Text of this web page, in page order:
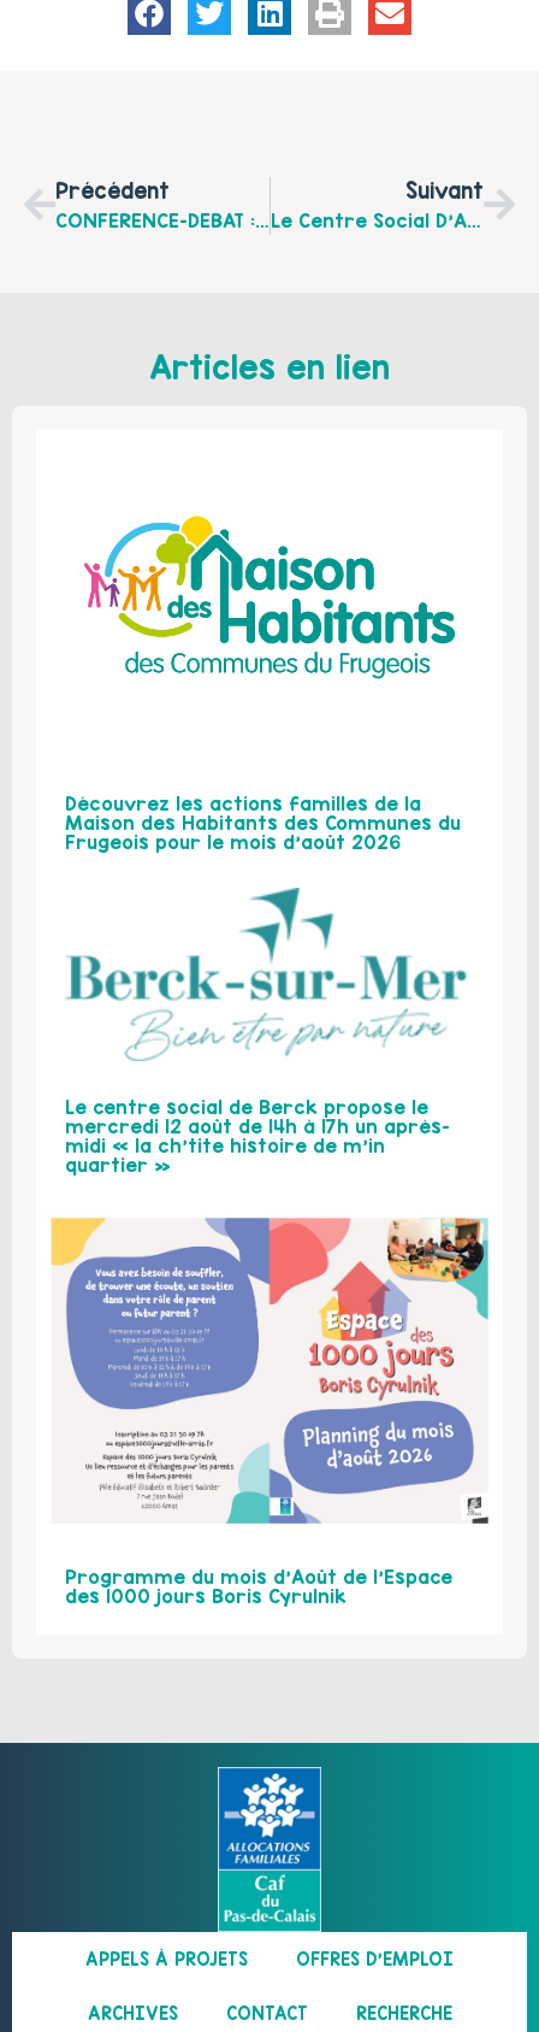
Précédent
CONFERENCE-DEBAT : "Les Violences", Le Mardi 02 Février Au Centre Social D'Arques
Suivant
Le Centre Social D’Arques Parle Des Violences
Articles en lien
Découvrez les actions familles de la
Maison des Habitants des Communes du
Frugeois pour le mois d’août 2026
Le centre social de Berck propose le
mercredi 12 août de 14h à 17h un après-
midi « la ch’tite histoire de m’in
quartier »
Programme du mois d’Août de l’Espace
des 1000 jours Boris Cyrulnik
APPELS À PROJETS OFFRES D’EMPLOI
ARCHIVES CONTACT RECHERCHE